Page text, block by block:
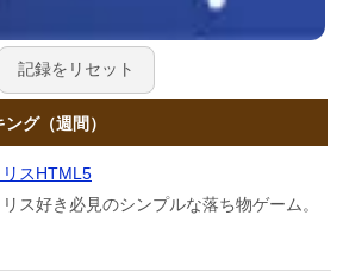
記録をリセット
グ（週間）
リスHTML5
ス好き必見のシンプルな落ち物ゲーム。